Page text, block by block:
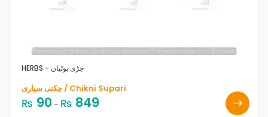
HERBS - جڑی بوٹیاں
چکنی سپاری / Chikni Supari
₨ 90 – ₨ 849